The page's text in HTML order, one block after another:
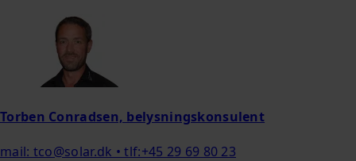
Torben Conradsen, belysningskonsulent
mail: tco@solar.dk • tlf:+45 29 69 80 23